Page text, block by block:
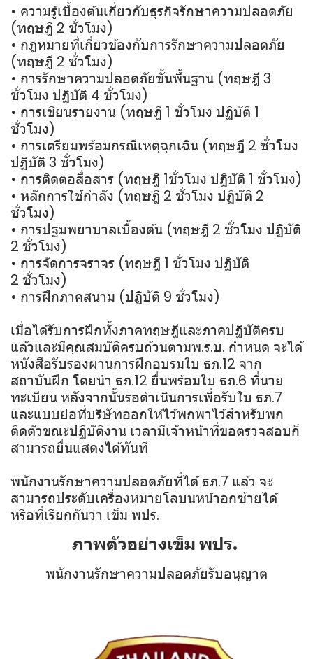
• ความรู้เบื้องต้นเกี่ยวกับธุรกิจรักษาความปลอดภัย
(ทฤษฎี 2 ชั่วโมง)
• กฎหมายที่เกี่ยวข้องกับการรักษาความปลอดภัย
(ทฤษฎี 2 ชั่วโมง)
• การรักษาความปลอดภัยขั้นพื้นฐาน (ทฤษฎี 3
ชั่วโมง ปฏิบัติ 4 ชั่วโมง)
• การเขียนรายงาน (ทฤษฎี 1 ชั่วโมง ปฏิบัติ 1
ชั่วโมง)
• การเตรียมพร้อมกรณีเหตุฉุกเฉิน (ทฤษฎี 2 ชั่วโมง
ปฏิบัติ 3 ชั่วโมง)
• การติดต่อสื่อสาร (ทฤษฎี 1ชั่วโมง ปฏิบัติ 1 ชั่วโมง)
• หลักการใช้กำลัง (ทฤษฎี 2 ชั่วโมง ปฏิบัติ 2
ชั่วโมง)
• การปฐมพยาบาลเบื้องต้น (ทฤษฎี 2 ชั่วโมง ปฏิบัติ
2 ชั่วโมง)
• การจัดการจราจร (ทฤษฎี 1 ชั่วโมง ปฏิบัติ
2 ชั่วโมง)
• การฝึกภาคสนาม (ปฏิบัติ 9 ชั่วโมง)
เมื่อได้รับการฝึกทั้งภาคทฤษฎีและภาคปฏิบัติครบ
แล้วและมีคุณสมบัติครบถ้วนตามพ.ร.บ. กำหนด จะได้
หนังสือรับรองผ่านการฝึกอบรมใบ ธภ.12 จาก
สถาบันฝึก โดยนำ ธภ.12 ยื่นพร้อมใบ ธภ.6 ที่นาย
ทะเบียน หลังจากนั้นรอดำเนินการเพื่อรับใบ ธภ.7
และแบบย่อที่บริษัทออกให้ไว้พกพาไว้สำหรับพก
ติดตัวขณะปฏิบัติงาน เวลามีเจ้าหน้าที่ขอตรวจสอบก็
สามารถยื่นแสดงได้ทันที
พนักงานรักษาความปลอดภัยที่ได้ ธภ.7 แล้ว จะ
สามารถประดับเครื่องหมายโล่บนหน้าอกซ้ายได้
หรือที่เรียกกันว่า เข็ม พปร.
ภาพตัวอย่างเข็ม พปร.
พนักงานรักษาความปลอดภัยรับอนุญาต